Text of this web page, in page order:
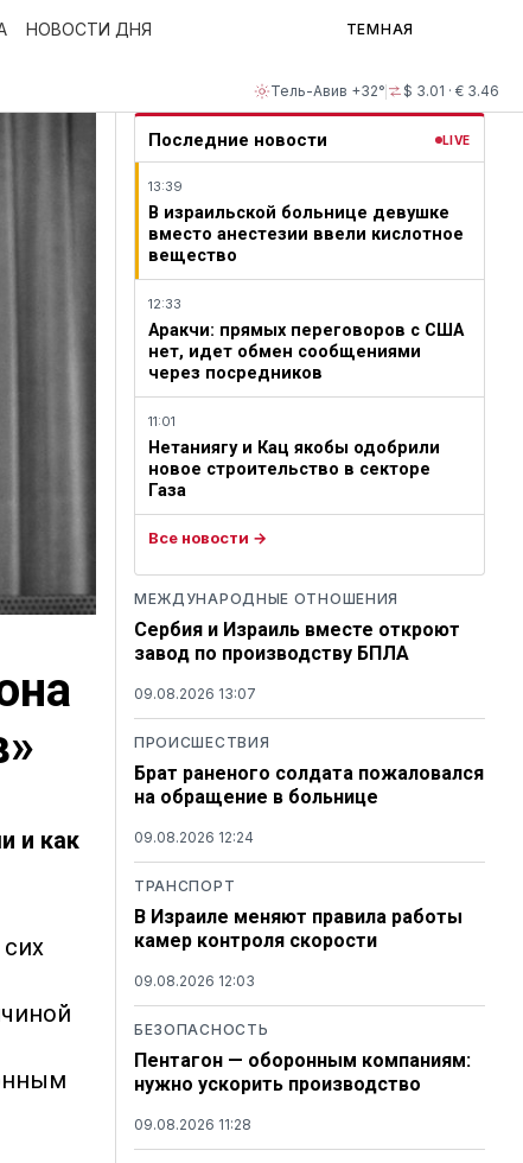
Тель-Авив +32° $ 3.01 · € 3.46
НОВОСТИ ДНЯ ТЕМНАЯ
и как
Последние новости LIVE
13:39
В израильской больнице девушке
вместо анестезии ввели кислотное
вещество
12:33
Аракчи: прямых переговоров с США
нет, идет обмен сообщениями
через посредников
11:01
Нетаниягу и Кац якобы одобрили
новое строительство в секторе
Газа
Все новости →
МЕЖДУНАРОДНЫЕ ОТНОШЕНИЯ
Сербия и Израиль вместе откроют
завод по производству БПЛА
09.08.2026 13:07
ПРОИСШЕСТВИЯ
Брат раненого солдата пожаловался
на обращение в больнице
09.08.2026 12:24
ТРАНСПОРТ
В Израиле меняют правила работы
камер контроля скорости
09.08.2026 12:03
БЕЗОПАСНОСТЬ
Пентагон — оборонным компаниям:
нужно ускорить производство
09.08.2026 11:28